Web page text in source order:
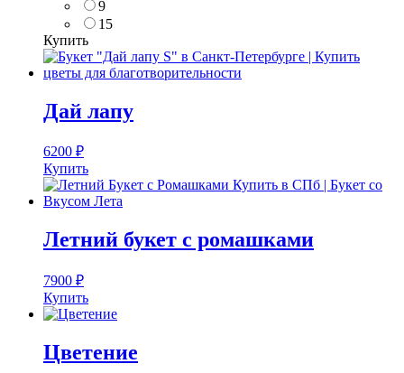
9
15
Купить
Дай лапу
6200 ₽
Купить
Летний букет с ромашками
7900 ₽
Купить
Цветение